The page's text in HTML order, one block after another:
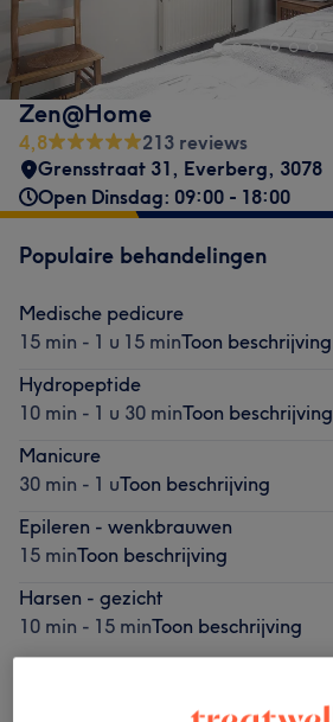
Zen@Home
4,8
213 reviews
Grensstraat 31, Everberg, 3078
Open Dinsdag: 09:00 - 18:00
Populaire behandelingen
Medische pedicure
15 min - 1 u 15 minToon beschrijving
Hydropeptide
10 min - 1 u 30 minToon beschrijving
Manicure
30 min - 1 uToon beschrijving
Epileren - wenkbrauwen
15 minToon beschrijving
Harsen - gezicht
10 min - 15 minToon beschrijving